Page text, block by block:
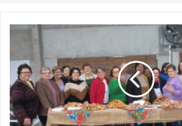
Encontro
com
receitas
de
grostoli
em